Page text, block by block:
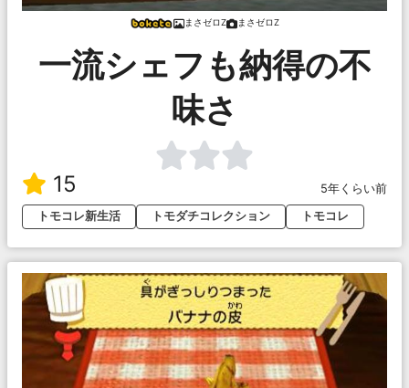
まさゼロZ まさゼロZ
一流シェフも納得の不
味さ
15
5年くらい前
トモコレ新生活
トモダチコレクション トモコレ